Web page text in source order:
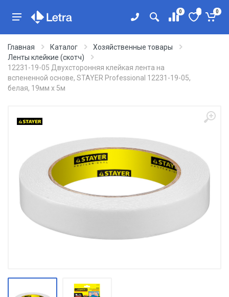
0 0
Главная Каталог
Хозяйственные товары
Ленты клейкие (скотч)
12231-19-05 Двухсторонняя клейкая лента на
вспененной основе, STAYER Professional 12231-19-05,
белая, 19мм х 5м